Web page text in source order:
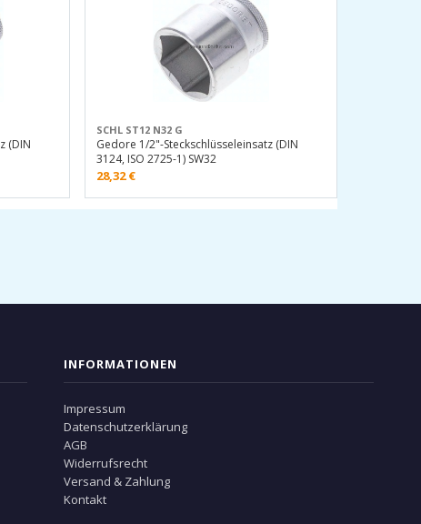
(DIN
SCHL ST12 N32 G
Gedore 1/2"-Steckschlüsseleinsatz (DIN
3124, ISO 2725-1) SW32
28,32€
INFORMATIONEN
Impressum
Datenschutzerklärung
AGB
Widerrufsrecht
Versand & Zahlung
Kontakt